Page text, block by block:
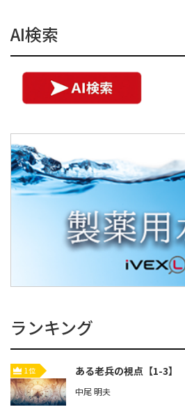
AI検索
ランキング
1位 ある老兵の視点【1-3】
中尾 明夫